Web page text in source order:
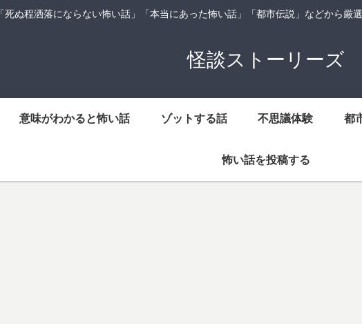
「死ぬ程洒落にならない怖い話」「本当にあった怖い話」「都市伝説」などから厳
怪談ストーリーズ
意味がわかると怖い話 ゾットする話 不思議体験 都
怖い話を投稿する